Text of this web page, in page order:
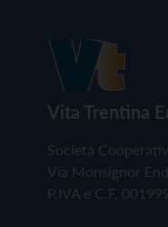
Vita Trentina
Società
Via Monsignor
P.IVA e C.F.